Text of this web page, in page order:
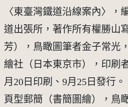
〈東臺灣鐵道沿線案內〉，
道出張所，著作所有權勝山
芳），鳥瞰圖筆者金子常光
繪社（日本東京市），印刷
月20日印刷、9月25日發行
頁型郵簡（書簡圖繪），鳥